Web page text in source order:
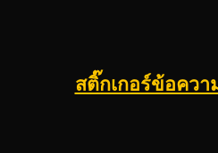
สติ๊กเกอร์ข้อคว